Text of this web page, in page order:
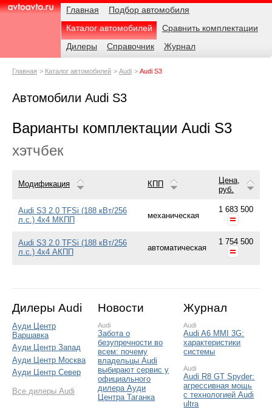
AvtoAvto.ru
Навигация Главная
Подбор автомобиля
Каталог автомобилей
Сравнить комплектации
Дилеры
Справочник Журнал
Родительские
Главная Каталог автомобилей Audi Audi S3
Автомобили Audi S3
Варианты комплектации Audi S3
хэтчбек
Модификация КПП
Цена,
руб.
Audi S3 2.0 TFSi (188 кВт/256
л.с.) 4x4 МКПП
механическая
1 683 500
Audi S3 2.0 TFSi (188 кВт/256
л.с.) 4x4 АКПП
автоматическая
1 754 500
Дилеры Audi
Ауди Центр
Варшавка
Ауди Центр Запад
Ауди Центр Москва
Ауди Центр Север
Все дилеры Audi
Новости
Audi
Забота о
безупречности во
всем: почему
владельцы Audi
выбирают сервис у
официального
дилера Ауди
Центра Таганка
Журнал
Audi
Audi A6 MMI 3G:
характеристики
системы
Audi
Audi R8 GT Spyder:
агрессивная мощь
с технологией Audi
ultra